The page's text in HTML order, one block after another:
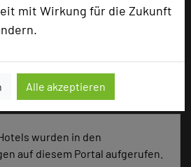
mit Wirkung für die Zukunft
Alle akzeptieren
für
wurden in den
auf diesem Portal aufgerufen.